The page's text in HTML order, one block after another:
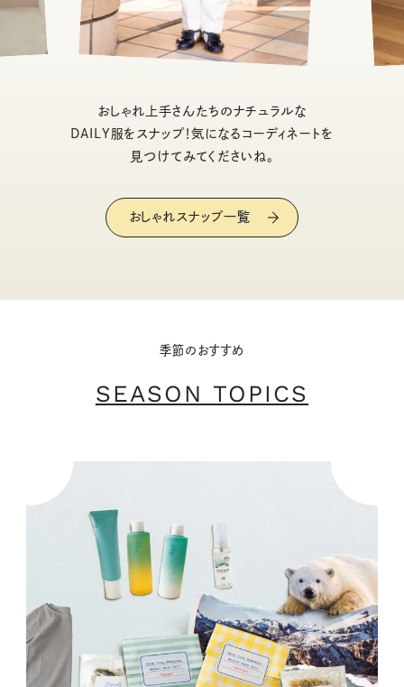
おしゃれ上手さんたちのナチュラルな
DAILY服をスナップ！気になるコーディネートを
見つけてみてくださいね。
おしゃれスナップ一覧
季節のおすすめ
SEASON TOPICS